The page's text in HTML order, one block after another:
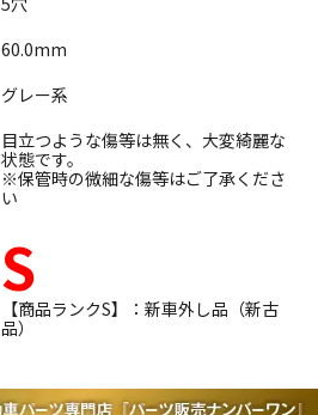
60.0mm
グレー系
目立つような傷等は無く、大変綺麗な
状態です。
※保管時の微細な傷等はご了承くださ
い
S
【商品ランクS】：新車外し品（新古
品）